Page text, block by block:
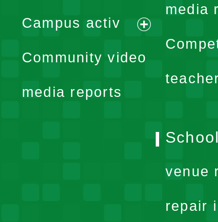
media
expand
menu
Campus activ
expand
Community video
media reports
venue
repair